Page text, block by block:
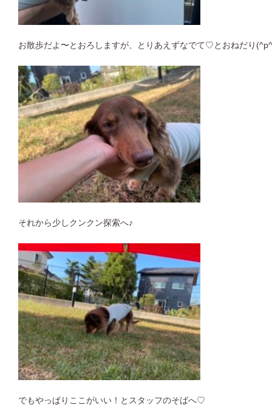
お散歩だよ〜とおろしますが、とりあえずなでて♡とおねだり
それから少しクンクン探索へ♪
でもやっぱりここがいい！とスタッフのそばへ♡